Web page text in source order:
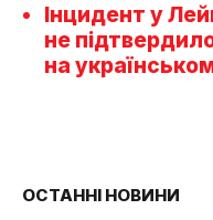
Інцидент у
не
на
ОСТАННІ НОВИНИ